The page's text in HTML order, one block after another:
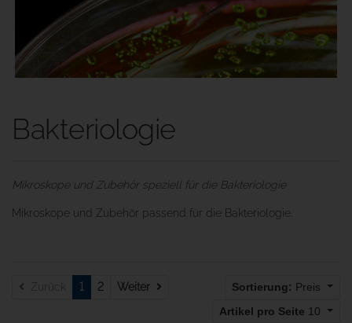
Bakteriologie
Mikroskope und Zubehör speziell für die Bakteriologie
Mikroskope und Zubehör passend für die Bakteriologie.
Zurück 1 2 Weiter Sortierung: Preis
Artikel pro Seite 10